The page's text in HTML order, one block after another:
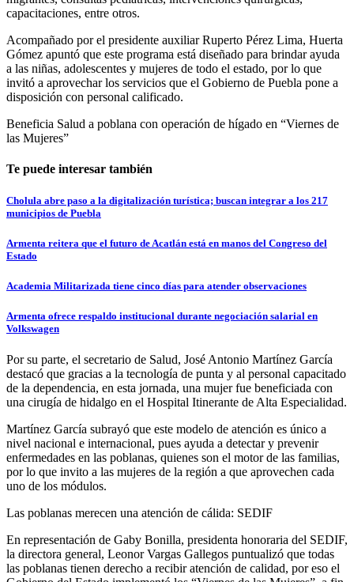
capacitaciones, entre otros.
Acompañado por el presidente auxiliar Ruperto Pérez Lima, Huerta
Gómez apuntó que este programa está diseñado para brindar ayuda
a las niñas, adolescentes y mujeres de todo el estado, por lo que
invitó a aprovechar los servicios que el Gobierno de Puebla pone a
disposición con personal calificado.
Beneficia Salud a poblana con operación de hígado en “Viernes de
las Mujeres”
Te puede interesar también
Cholula abre paso a la digitalización turística; buscan integrar a los 217
municipios de Puebla
Armenta reitera que el futuro de Acatlán está en manos del Congreso del
Estado
Academia Militarizada tiene cinco días para atender observaciones
Armenta ofrece respaldo institucional durante negociación salarial en
Volkswagen
Por su parte, el secretario de Salud, José Antonio Martínez García
destacó que gracias a la tecnología de punta y al personal capacitado
de la dependencia, en esta jornada, una mujer fue beneficiada con
una cirugía de hidalgo en el Hospital Itinerante de Alta Especialidad.
Martínez García subrayó que este modelo de atención es único a
nivel nacional e internacional, pues ayuda a detectar y prevenir
enfermedades en las poblanas, quienes son el motor de las familias,
por lo que invito a las mujeres de la región a que aprovechen cada
uno de los módulos.
Las poblanas merecen una atención de cálida: SEDIF
En representación de Gaby Bonilla, presidenta honoraria del SEDIF,
la directora general, Leonor Vargas Gallegos puntualizó que todas
las poblanas tienen derecho a recibir atención de calidad, por eso el